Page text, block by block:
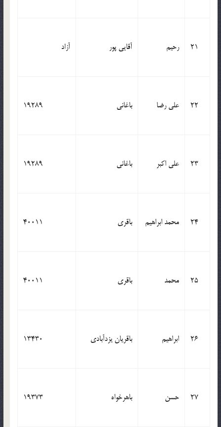
21 رحیم آقایی پور آزاد
22 علی رضا باغانی 19289
23 علی اکبر باغانی 19289
24 محمد ابراهیم باقری 40011
25 محمد باقری 40011
26 ابراهیم باقریان یزدآبادی 13430
27 حسن باهرخواه 19373